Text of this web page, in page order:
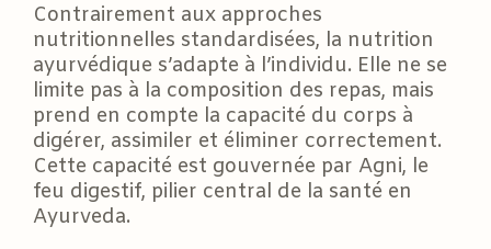
Contrairement aux approches
nutritionnelles standardisées, la nutrition
ayurvédique s’adapte à l’individu. Elle ne se
limite pas à la composition des repas, mais
prend en compte la capacité du corps à
digérer, assimiler et éliminer correctement.
Cette capacité est gouvernée par Agni, le
feu digestif, pilier central de la santé en
Ayurveda.